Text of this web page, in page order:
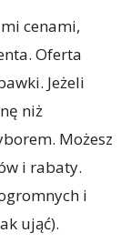
cenami,
Oferta
Jeżeli
niż
Możesz
i rabaty.
i
ująć).